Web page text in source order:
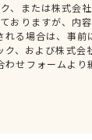
、または株式会
おりますが、内
る場合は、事
、および株式
せフォームよ